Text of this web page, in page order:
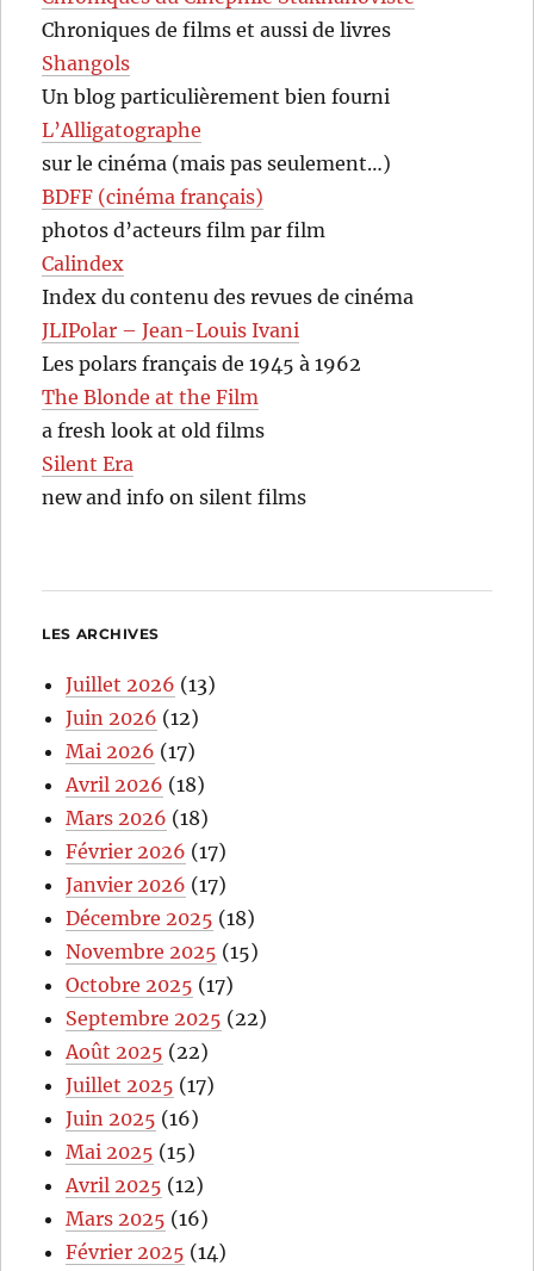
Chroniques de films et aussi de livres
Shangols
Un blog particulièrement bien fourni
L’Alligatographe
sur le cinéma (mais pas seulement…)
BDFF (cinéma français)
photos d’acteurs film par film
Calindex
Index du contenu des revues de cinéma
JLIPolar – Jean-Louis Ivani
Les polars français de 1945 à 1962
The Blonde at the Film
a fresh look at old films
Silent Era
new and info on silent films
LES ARCHIVES
Juillet 2026 (13)
Juin 2026 (12)
Mai 2026 (17)
Avril 2026 (18)
Mars 2026 (18)
Février 2026 (17)
Janvier 2026 (17)
Décembre 2025 (18)
Novembre 2025 (15)
Octobre 2025 (17)
Septembre 2025 (22)
Août 2025 (22)
Juillet 2025 (17)
Juin 2025 (16)
Mai 2025 (15)
Avril 2025 (12)
Mars 2025 (16)
Février 2025 (14)